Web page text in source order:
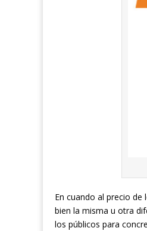
En cuando al precio de
bien la misma u otra
los públicos para